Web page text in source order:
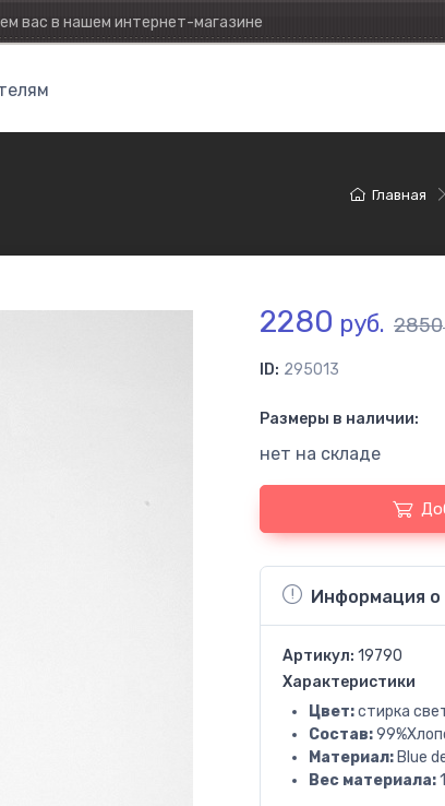
вас в нашем интернет-магазине
Главная
2280 руб. 2850
ID: 295013
Размеры в наличии:
нет на складе
Информация о
Артикул: 19790
Характеристики
Цвет:стирка
Состав:
Материал:Blue
Вес материала: